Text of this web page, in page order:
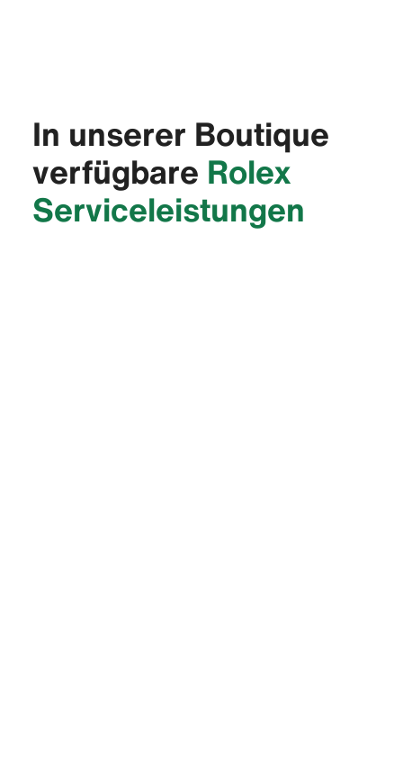
In unserer Boutique
verfügbare Rolex
Service­leistungen